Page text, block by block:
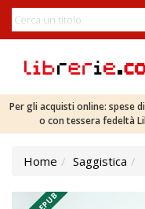
Per gli acquisti online: spese
o con tessera fedeltà
Home Saggistica